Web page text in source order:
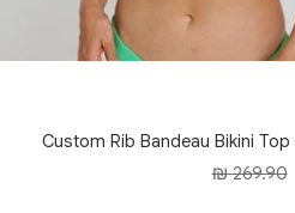
מחיר רגיל
269.90 ₪